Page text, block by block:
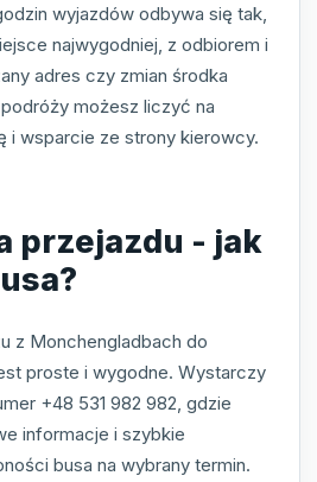
wyjazdów odbywa się tak,
najwygodniej, z odbiorem i
adres czy zmian środka
możesz liczyć na
i wsparcie ze strony kierowcy.
przejazdu - jak
z Monchengladbach do
proste i wygodne. Wystarczy
+48 531 982 982, gdzie
informacje i szybkie
busa na wybrany termin.